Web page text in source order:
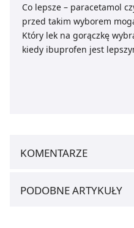
Co lepsze – paracetamol
przed takim wyborem
Który lek na gorączkę
kiedy ibuprofen jest
KOMENTARZE
PODOBNE ARTYKUŁY